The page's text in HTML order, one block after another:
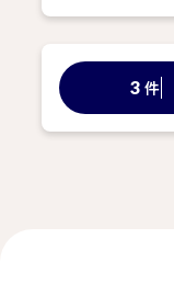
3 件